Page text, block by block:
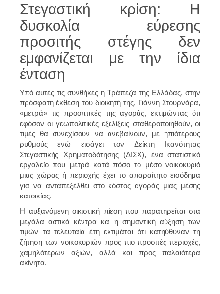
Στεγαστική κρίση: H
δυσκολία εύρεσης
προσιτής στέγης δεν
εμφανίζεται με την ίδια
ένταση
Υπό αυτές τις συνθήκες η Τράπεζα της Ελλάδας, στην
πρόσφατη έκθεση του διοικητή της, Γιάννη Στουρνάρα,
«μετρά» τις προοπτικές της αγοράς, εκτιμώντας ότι
εφόσον οι γεωπολιτικές εξελίξεις σταθεροποιηθούν, οι
τιμές θα συνεχίσουν να ανεβαίνουν, με ηπιότερους
ρυθμούς ενώ εισάγει τον Δείκτη Ικανότητας
Στεγαστικής Χρηματοδότησης (ΔΙΣΧ), ένα στατιστικό
εργαλείο που μετρά κατά πόσο το μέσο νοικοκυριό
μιας χώρας ή περιοχής έχει το απαραίτητο εισόδημα
για να ανταπεξέλθει στο κόστος αγοράς μιας μέσης
κατοικίας.
Η αυξανόμενη οικιστική πίεση που παρατηρείται στα
μεγάλα αστικά κέντρα και η σημαντική αύξηση των
τιμών τα τελευταία έτη εκτιμάται ότι κατηύθυναν τη
ζήτηση των νοικοκυριών προς πιο προσιτές περιοχές,
χαμηλότερων αξιών, αλλά και προς παλαιότερα
ακίνητα.